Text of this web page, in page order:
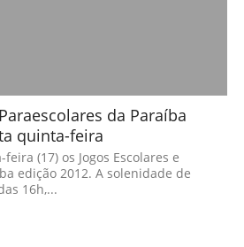
da Paraíba
quinta-feira
(17) os Jogos Escolares e
edição 2012. A solenidade de
16h,...